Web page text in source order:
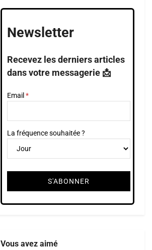
Newsletter
Recevez les derniers articles
dans votre messagerie 📩
Email
La fréquence souhaitée ?
Vous avez aimé